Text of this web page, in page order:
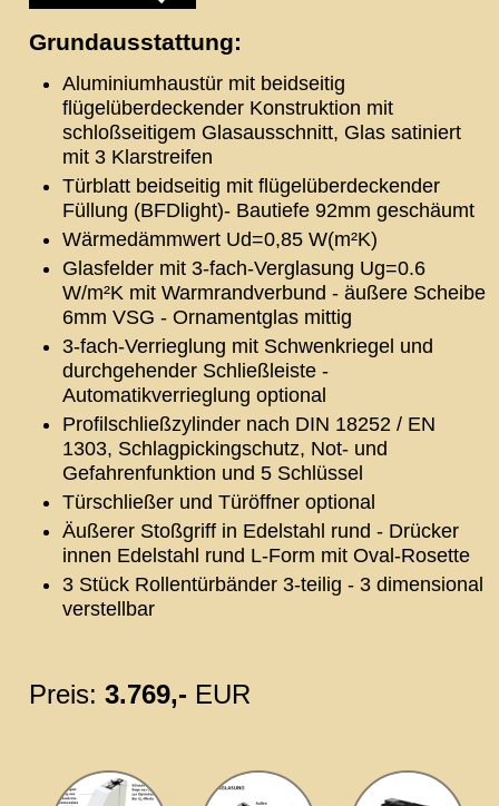
Grundausstattung:
Aluminiumhaustür mit beidseitig
flügelüberdeckender Konstruktion mit
schloßseitigem Glasausschnitt, Glas satiniert
mit 3 Klarstreifen
Türblatt beidseitig mit flügelüberdeckender
Füllung (BFDlight)- Bautiefe 92mm geschäumt
Wärmedämmwert Ud=0,85 W(m²K)
Glasfelder mit 3-fach-Verglasung Ug=0.6
W/m²K mit Warmrandverbund - äußere Scheibe
6mm VSG - Ornamentglas mittig
3-fach-Verrieglung mit Schwenkriegel und
durchgehender Schließleiste -
Automatikverrieglung optional
Profilschließzylinder nach DIN 18252 / EN
1303, Schlagpickingschutz, Not- und
Gefahrenfunktion und 5 Schlüssel
Türschließer und Türöffner optional
Äußerer Stoßgriff in Edelstahl rund - Drücker
innen Edelstahl rund L-Form mit Oval-Rosette
3 Stück Rollentürbänder 3-teilig - 3 dimensional
verstellbar
Preis: 3.769,- EUR